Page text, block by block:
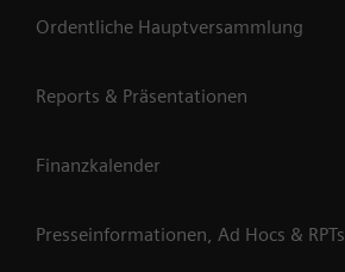
Ordentliche Hauptversammlung
Reports & Präsentationen
Finanzkalender
Presseinformationen, Ad Hocs & RPTs